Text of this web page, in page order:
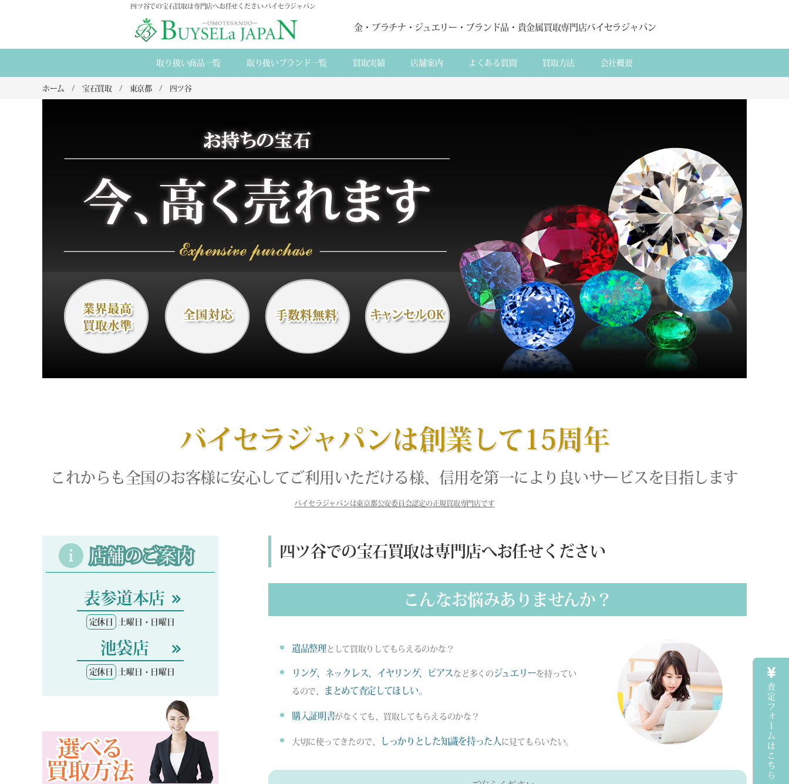
四ツ谷での宝石買取は専門店へお任せください-バイセラジャパン
金・プラチナ・ジュエリー・ブランド品・貴金属買取専門店バイセラジャパン
取り扱い商品一覧 取り扱いブランド一覧 買取実績 店舗案内 よくある質間 買取方法 会社概要
ホーム 宝石買取 東京都 四ツ谷
バイセラジャパンは創業して15周年
これからも全国のお客様に安心してご利用いただける様、信用を第一により良いサービスを目指します
バイセラジャパンは東京都公安委員会認定の正規買取専門店です
四ツ谷での宝石買取は専門店へお任せください
こんなお悩みありませんか？
遺品整理として買取りしてもらえるのかな？
リング、ネックレス、イヤリング、ピアスなど多くの ジュエリーを持ってい
るので、 まとめて査定してほしい。
購入証明書がなくても、買取してもらえるのかな？
大切に使ってきたので、 しっかりとした知識を持った人 に見てもらいたい。
店舗のご案内
表参道本店
定休日 土曜日・日曜日
池袋店
定休日 土曜日・日曜日
選べる
買取方法
査定フォームはこちら